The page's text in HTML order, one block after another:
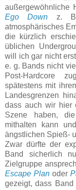
außergewöhnliche
Ego Down z.
atmosphärisches
die kürzlich
üblichen
will ich gar nicht
e. g. Bands nicht
Post-Hardcore
spätestens mit
Landesgrenzen
dass auch wir hier
Szene haben,
mithalten kann
ängstlichen Spieß-
Zwar dürfte der
Band sicherlich
Zielgruppe
Escape Planoder
gezeigt, dass